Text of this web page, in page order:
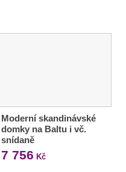
Moderní skandinávské
domky na Baltu i vč.
snídaně
7 756 Kč